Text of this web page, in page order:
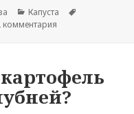
Рубрики
Капуста
комментария